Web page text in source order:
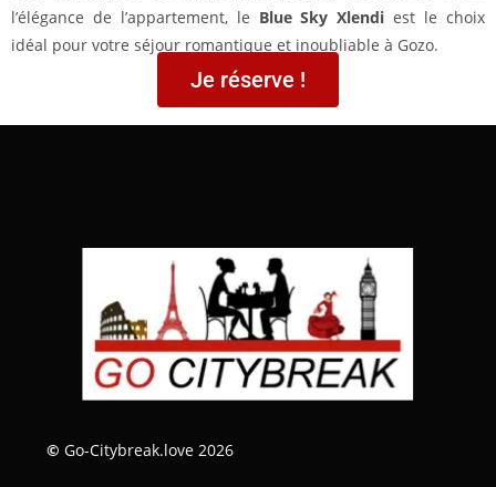
l’élégance de l’appartement, le Blue Sky Xlendi est le choix
idéal pour votre séjour romantique et inoubliable à Gozo.
Je réserve !
© Go-Citybreak.love 2026